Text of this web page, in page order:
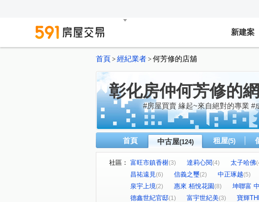
新建案
首頁 > 經紀業者 > 何芳修的店舖
彰化房仲何芳修的
#房屋買賣 緣起~來自絕對的專業 #
首頁 中古屋(124) 租屋(5)
社區： 富旺市鎮香榭(3) 達莉心閱(4) 太子哈佛
昌祐遠見(6) 信義之璽(2) 中正琢越(5)
泉宇上境(2) 惠來 栢悅花園(8) 坤聯富
德鑫世紀官邸(1) 富宇世紀美(3) 寶輝